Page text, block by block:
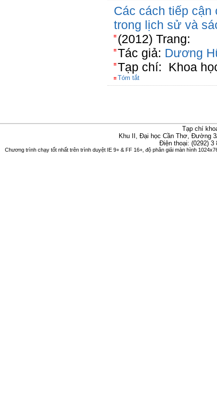
Các cách tiếp
trong lịch sử và
(2012) Trang:
Tác giả: Dương
Tạp chí: Khoa
Tóm tắt
Tạp chí
Khu II, Đại học Cần Thơ, Đường
Điện thoại: (0292)
Chương trình chạy tốt nhất trên trình duyệt IE 9+ & FF 16+, độ phân giải màn hình